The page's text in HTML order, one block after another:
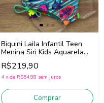
Biquini Laila Infantil Teen
Menina Siri Kids Aquarela
40011 (Verde/Rosa)
R$219,90
4 x de R$54,98 sem juros
Comprar